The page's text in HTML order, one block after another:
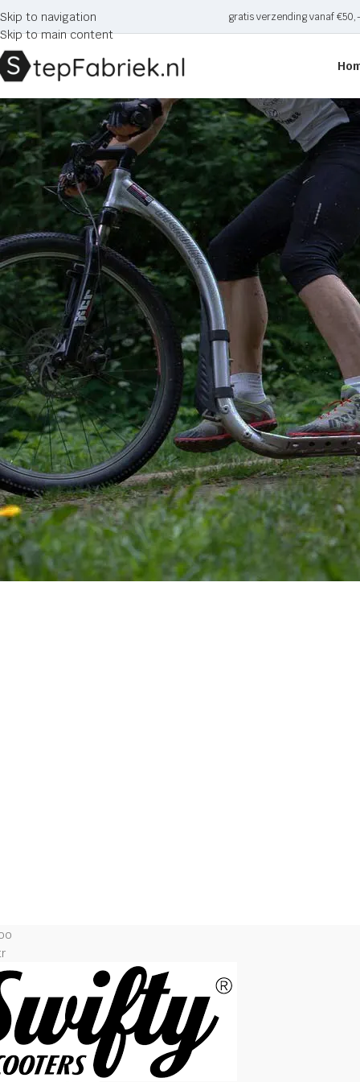
Skip to navigation
Skip to main content
gratis verzending vanaf
Kickbike Freeride G4 step
CATEGORIE
Onderdelen en accessoires
Kindersteps
Autoped
Driewieler steps
Loopfietsen
Stuntsteps
Vouwsteps
Sale
Steps voor volwassenen
Bedrijfssteps
Cross steps
E-steps
Hondensteps
Lifestyle steps
Sportsteps
Vouwsteps
Home Producten
Geen producten
Zoeken